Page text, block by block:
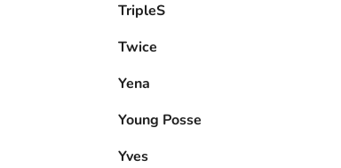
TripleS
Twice
Yena
Young Posse
Yves